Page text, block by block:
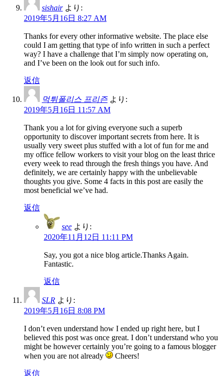
sishair より:
2019年5月16日 8:27 AM
Thanks for every other informative website. The place else
could I am getting that type of info written in such a perfect
way? I have a challenge that I’m simply now operating on,
and I’ve been on the look out for such info.
返信
먹튀폴리스 프리즌 より:
2019年5月16日 11:57 AM
Thank you a lot for giving everyone such a superb
opportunity to discover important secrets from here. It is
usually very sweet plus stuffed with a lot of fun for me and
my office fellow workers to visit your blog on the least thrice
every week to read through the fresh things you have. And
definitely, we are certainly happy with the unbelievable
thoughts you give. Some 4 facts in this post are easily the
most beneficial we’ve had.
返信
see より:
2020年11月12日 11:11 PM
Say, you got a nice blog article.Thanks Again.
Fantastic.
返信
SLR より:
2019年5月16日 8:08 PM
I don’t even understand how I ended up right here, but I
believed this post was once great. I don’t understand who you
might be however certainly you’re going to a famous blogger
when you are not already
Cheers!
返信